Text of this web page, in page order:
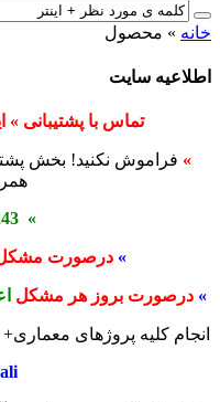
خانه » محصول
اطلاعیه سایت
تماس با پشتیبانی »
» فراموش نکنید! بخش
» 0916-891-1243
» درصورت مشکل
» درصورت بروز هر مشکل
انجام کلیه پروژهای معماری+